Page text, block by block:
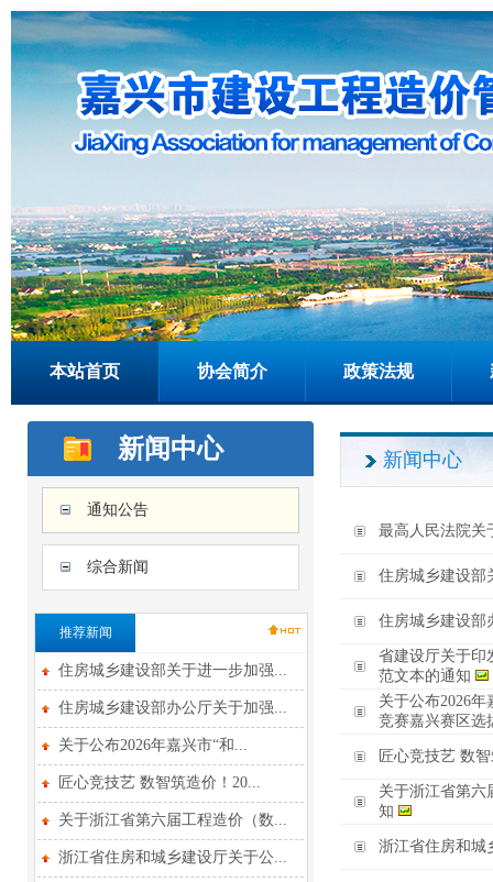
本站首页 协会简介 政策法规
新闻中心
通知公告
综合新闻
推荐新闻
住房城乡建设部关于进一步加强...
住房城乡建设部办公厅关于加强...
关于公布2026年嘉兴市“和...
匠心竞技艺 数智筑造价！20...
关于浙江省第六届工程造价（数...
浙江省住房和城乡建设厅关于公...
新闻中心
最高人民法院关
住房城乡建设部
住房城乡建设部
省建设厅关于印
范文本的通知
关于公布2026
竞赛嘉兴赛区选
匠心竞技艺 数
关于浙江省第六
知
浙江省住房和城